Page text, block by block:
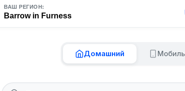
ВАШ РЕГИОН:
Barrow in Furness
Домашний